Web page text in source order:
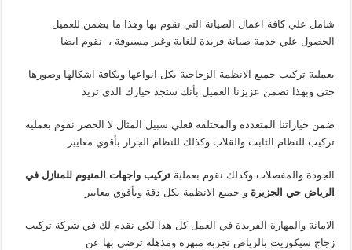
شامل علي كافة اعمال الصيانة التي نقوم بها وهذا ما يضمن للعميل
الحصول علي خدمة صيانة فريدة للغاية وغير مسبوقة ، نقوم ايضا
بعملية تركيب جميع الانظمة الزجاجية بكل انواعها وبكافة اشكالها وصورها
حتي وبهذا تضمن عزيزنا العميل بأنك ستجد خيارك الذي تريد
ضمن خياراتنا المتعددة والمختلفة فعلي سبيل المثال لا الحصر نقوم بعملية
تركيب للنظام الثابت والقلاب وكذلك للنظام الجرار بأقوي معايير
الجودة والمفصلات وكذلك نقوم بعملية تركيب واجهات المنيوم للمنازل في
الرياض حي الجزيرةو جميع الانظمة بكل دقة وبأقوي معايير
الامانة والمهارة الفريدة في العمل كل هذا لكي نقدم لك في شركة تركيب
زجاج سيكوريت بالرياض تجربة مبهرة ومذهلة ترضي بها عن